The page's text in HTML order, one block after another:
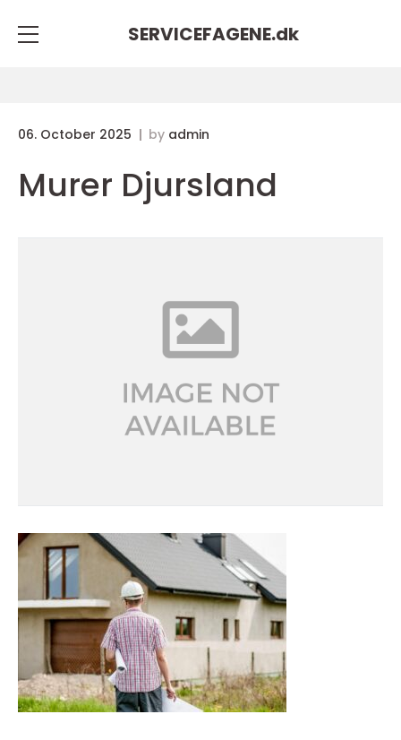
SERVICEFAGENE.dk
06. October 2025 by admin
Murer Djursland